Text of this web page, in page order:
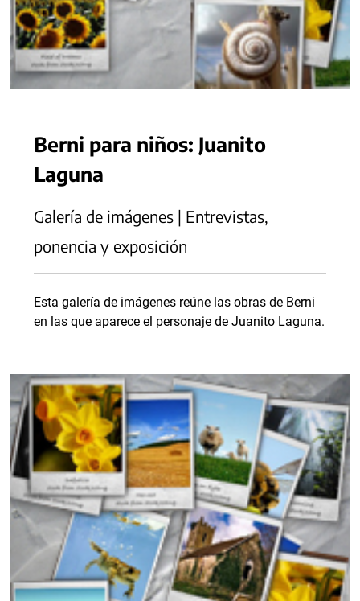
Berni para niños: Juanito
Laguna
Galería de imágenes | Entrevistas,
ponencia y exposición
Esta galería de imágenes reúne las obras de Berni
en las que aparece el personaje de Juanito Laguna.